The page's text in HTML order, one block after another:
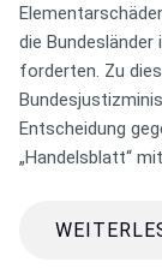
die
forderten. Zu
Entscheidung
„Handelsblatt“